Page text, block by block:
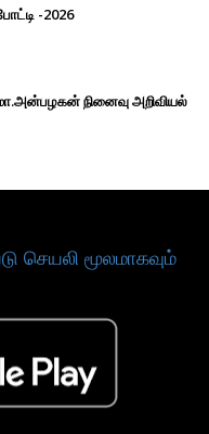
-2026
நினைவு அறிவியல்
செயலி மூலமாகவும்